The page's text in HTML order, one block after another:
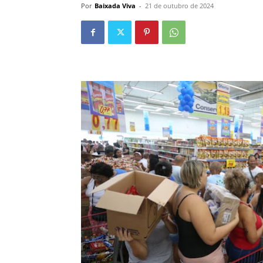
Por Baixada Viva - 21 de outubro de 2024